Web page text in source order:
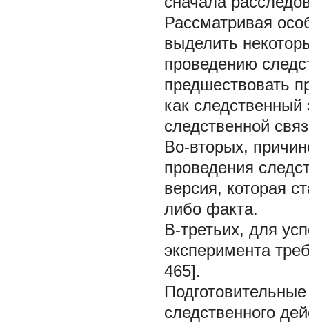
Рассматривая
выделить
проведению
предшествовать
как следственный
следственной
Во-вторых,
проведения
версия, которая
либо факта.
В-третьих, для
эксперимента
465].
следственного